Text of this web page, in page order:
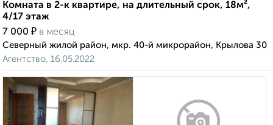
Комната в 2-к квартире, на длительный срок, 18м²,
4/17 этаж
7 000 ₽ в месяц
Северный жилой район, мкр. 40-й микрорайон, Крылова 30
Агентство, 16.05.2022